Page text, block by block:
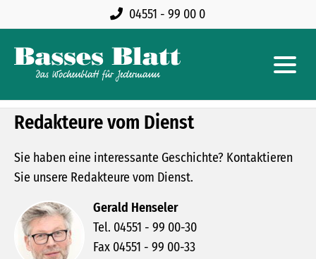
04551 - 99 00 0
Redakteure vom Dienst
Sie haben eine interessante Geschichte? Kontaktieren
Sie unsere Redakteure vom Dienst.
Gerald Henseler
Tel. 04551 - 99 00-30
Fax 04551 - 99 00-33